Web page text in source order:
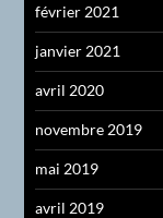
février 2021
janvier 2021
avril 2020
novembre 2019
mai 2019
avril 2019